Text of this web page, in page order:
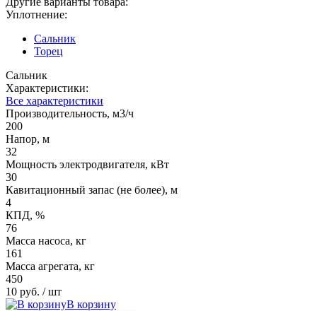
Уплотнение:
Сальник
Торец
Сальник
Характеристики:
Все характеристики
Производительность, м3/ч
200
Напор, м
32
Мощность электродвигателя, кВт
30
Кавитационный запас (не более), м
4
КПД, %
76
Масса насоса, кг
161
Масса агрегата, кг
450
10 руб. / шт
В корзину